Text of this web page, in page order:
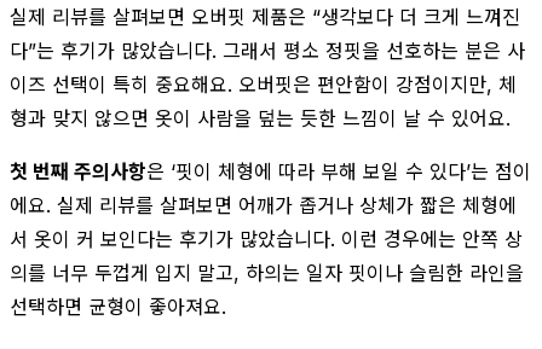
실제 리뷰를 살펴보면 오버핏 제품은 “생각보다 더 크게 느껴진
다”는 후기가 많았습니다. 그래서 평소 정핏을 선호하는 분은 사
이즈 선택이 특히 중요해요. 오버핏은 편안함이 강점이지만, 체
형과 맞지 않으면 옷이 사람을 덮는 듯한 느낌이 날 수 있어요.
첫 번째 주의사항은 ‘핏이 체형에 따라 부해 보일 수 있다’는 점이
에요. 실제 리뷰를 살펴보면 어깨가 좁거나 상체가 짧은 체형에
서 옷이 커 보인다는 후기가 많았습니다. 이런 경우에는 안쪽 상
의를 너무 두껍게 입지 말고, 하의는 일자 핏이나 슬림한 라인을
선택하면 균형이 좋아져요.